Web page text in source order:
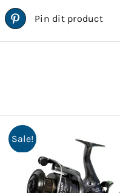
Pin dit product
Sale!